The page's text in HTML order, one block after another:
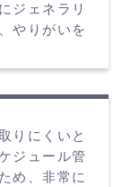
ジェネラリ
やりがいを
りにくいと
ジュール管
め、非常に